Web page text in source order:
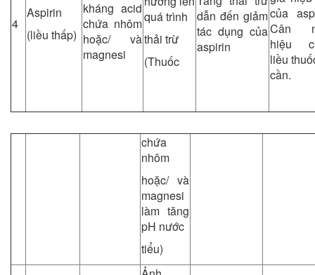
4
Aspirin
(liều thấp)
kháng acid
chứa nhôm
hoặc/ và
magnesi
quá trình
thải trừ
(Thuốc
dẫn đến giảm
tác dụng của
aspirin
của
Cân
hiệu
liều
cần.
chứa
nhôm
hoặc/ và
magnesi
làm tăng
pH nước
tiểu)